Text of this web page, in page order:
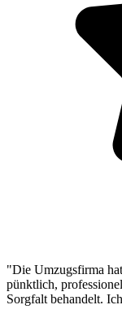
"Die Umzugsfirma
pünktlich,
Sorgfalt behandelt.